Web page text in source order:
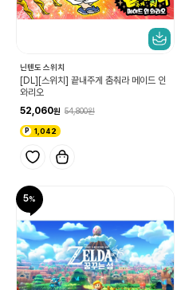
닌텐도 스위치
[DL][스위치] 끝내주게 춤춰라 메이드 인
와리오
52,060
54,800
1,042
5